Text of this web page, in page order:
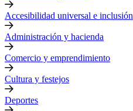
Accesibilidad universal e inclusión
Administración y hacienda
Comercio y emprendimiento
Cultura y festejos
Deportes